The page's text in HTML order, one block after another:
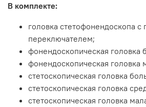
В комплекте:
головка стетофонендоскопа с
переключателем;
фонендоскопическая головка
фонендоскопическая головка
стетоскопическая головка
стетоскопическая головка
стетоскопическая головка